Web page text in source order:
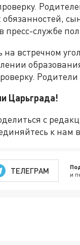
пресс-службе
на встречном
Царьграда!
с
к нам в
ТЕЛЕГРАМ и